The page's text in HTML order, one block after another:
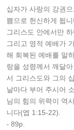
십자가 사랑의 강권
쁨으로 헌신하게 됩
그리스도 안에서만
그리고 영적 예배가
해 회복된 예배를 말
랑을 성령께서 깨달
서 그리스도와 그의
날마다 부어 주시어
님의 힘의 위력이 역
니다(엡 1:15-22).
- 89p.